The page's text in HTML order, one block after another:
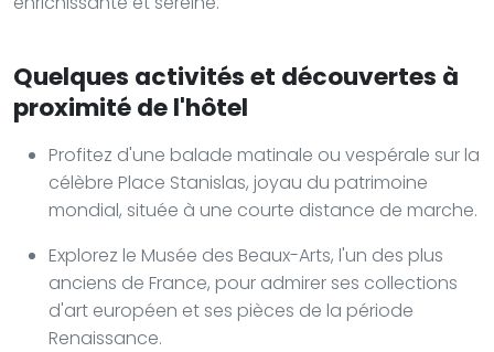
Quelques activités et découvertes à
proximité de l'hôtel
Profitez d'une balade matinale ou vespérale sur la
célèbre Place Stanislas, joyau du patrimoine
mondial, située à une courte distance de marche.
Explorez le Musée des Beaux-Arts, l'un des plus
anciens de France, pour admirer ses collections
d'art européen et ses pièces de la période
Renaissance.